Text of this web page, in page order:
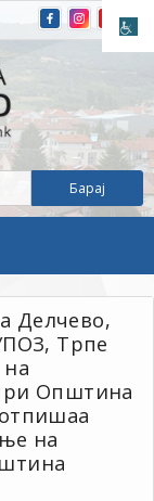
Делчево,
Трпе
Општина
на